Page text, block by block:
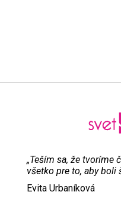
„Teším sa, že tvoríme
všetko pre to, aby boli
Evita Urbaníková